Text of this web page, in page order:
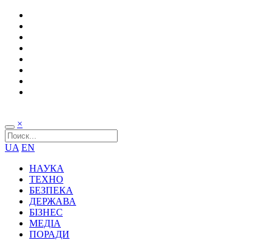
×
UA EN
НАУКА
ТЕХНО
БЕЗПЕКА
ДЕРЖАВА
БІЗНЕС
МЕДІА
ПОРАДИ